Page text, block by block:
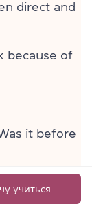
direct and
because of
Was it before
to know
учиться